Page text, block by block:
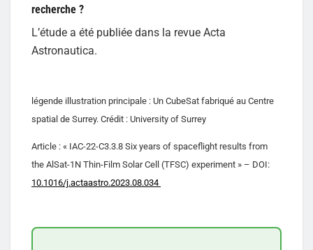
recherche ?
L’étude a été publiée dans la revue Acta
Astronautica.
légende illustration principale : Un CubeSat fabriqué au Centre
spatial de Surrey. Crédit : University of Surrey
Article : « IAC-22-C3.3.8 Six years of spaceflight results from
the AlSat-1N Thin-Film Solar Cell (TFSC) experiment » – DOI:
10.1016/j.actaastro.2023.08.034